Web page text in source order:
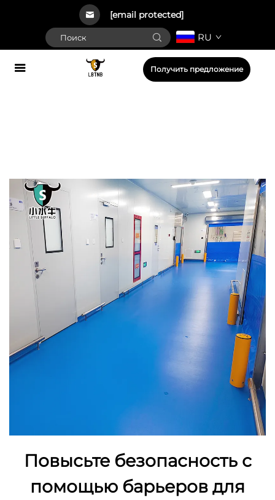
[email protected]
RU
Получить предложение
Повысьте безопасность с
помощью барьеров для